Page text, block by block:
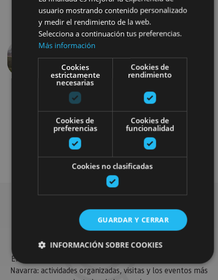
Gastronomía Visitas guiadas
Busca más planes
Encuentra planes y sugerencias para completar tu viaje en
Navarra: actividades organizadas, visitas y los eventos más
usuario mostrando contenido personalizado
y medir el rendimiento de la web.
Selecciona a continuación tus preferencias.
Más información
Cookies
estrictamente
necesarias
Cookies de
rendimiento
Cookies de
preferencias
Cookies de
funcionalidad
Cookies no clasificadas
GUARDAR Y CERRAR
INFORMACIÓN SOBRE COOKIES